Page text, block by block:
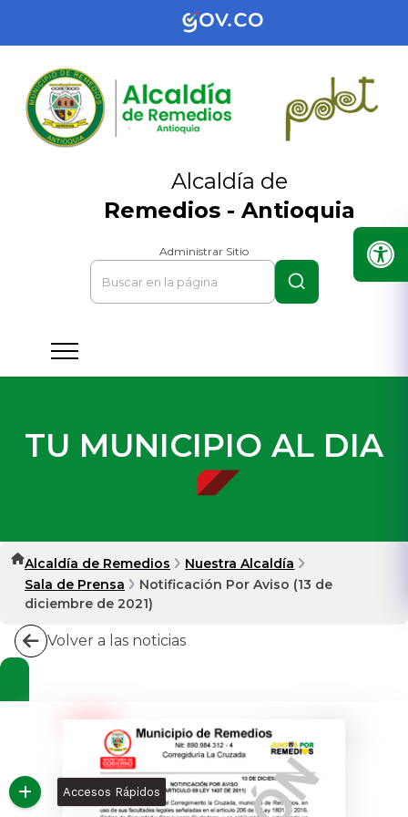
Alcaldía de
Remedios - Antioquia
Administrar Sitio
TU MUNICIPIO AL DIA
Alcaldía de Remedios
Nuestra Alcaldía
Sala de Prensa
Notificación Por Aviso (13 de
diciembre de 2021)
Volver a las noticias
Accesos Rápidos